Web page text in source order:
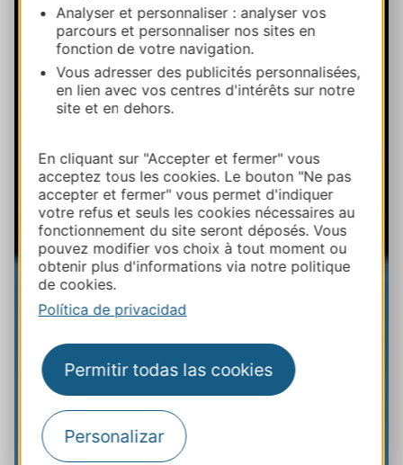
Analyser et personnaliser : analyser vos
parcours et personnaliser nos sites en
fonction de votre navigation.
Vous adresser des publicités personnalisées,
en lien avec vos centres d'intérêts sur notre
site et en dehors.
En cliquant sur "Accepter et fermer" vous
acceptez tous les cookies. Le bouton "Ne pas
accepter et fermer" vous permet d'indiquer
votre refus et seuls les cookies nécessaires au
fonctionnement du site seront déposés. Vous
pouvez modifier vos choix à tout moment ou
obtenir plus d'informations via notre politique
de cookies.
Política de privacidad
Permitir todas las cookies
Personalizar